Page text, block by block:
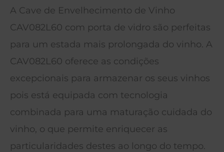
A Cave de Envelhecimento de Vinho
CAV082L60 com porta de vidro são perfeitas
para um estada mais prolongada do vinho. A
CAV082L60 oferece as condições
excepcionais para armazenar os seus vinhos
pois está equipada com tecnologia
combinada para uma maturação cuidada do
vinho, o que permite enriquecer as
particularidades destes ao longo do tempo.